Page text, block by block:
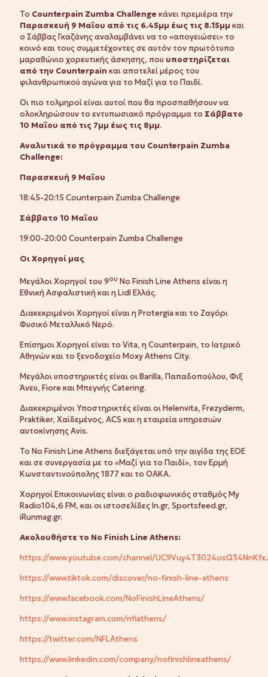
Το Counterpain Zumba Challenge κάνει πρεμιέρα την
Παρασκευή 9 Μαΐου από τις 6.45μμ έως τις 8.15μμ και
ο Σάββας Γκαζάνης αναλαμβάνει να το «απογειώσει» το
κοινό και τους συμμετέχοντες σε αυτόν τον πρωτότυπο
μαραθώνιο χορευτικής άσκησης, που υποστηρίζεται
από την Counterpain και αποτελεί μέρος του
φιλανθρωπικού αγώνα για το Μαζί για το Παιδί.
Oι πιο τολμηροί είναι αυτοί που θα προσπαθήσουν να
ολοκληρώσουν το εντυπωσιακό πρόγραμμα το Σάββατο
10 Μαΐου από τις 7μμ έως τις 8μμ.
Αναλυτικά το πρόγραμμα του Counterpain Zumba
Challenge:
Παρασκευή 9 Μαΐου
18:45-20:15 Counterpain Zumba Challenge
Σάββατο 10 Μαΐου
19:00-20:00 Counterpain Zumba Challenge
Οι Χορηγοί μας
Μεγάλοι Χορηγοί του 9ου No Finish Line Athens είναι η
Εθνική Ασφαλιστική και η Lidl Ελλάς.
Διακεκριμένοι Χορηγοί είναι η Protergia και το Ζαγόρι
Φυσικό Μεταλλικό Νερό.
Επίσημοι Χορηγοί είναι το Vita, η Counterpain, το Ιατρικό
Αθηνών και το ξενοδοχείο Moxy Athens City.
Μεγάλοι υποστηρικτές είναι οι Barilla, Παπαδοπούλου, Φιξ
Άνευ, Fiore και Μπεγνής Catering.
Διακεκριμένοι Υποστηρικτές είναι οι Helenvita, Frezyderm,
Praktiker, Χαϊδεμένος, ACS και η εταιρεία υπηρεσιών
αυτοκίνησης Avis.
Το No Finish Line Athens διεξάγεται υπό την αιγίδα της ΕΟΕ
και σε συνεργασία με το «Μαζί για το Παιδί», τον Ερμή
Κωνσταντινούπολης 1877 και το ΟΑΚΑ.
Χορηγοί Επικοινωνίας είναι ο ραδιοφωνικός σταθμός My
Radio104,6 FM, και οι ιστοσελίδες In.gr, Sportsfeed.gr,
iRunmag.gr.
Ακολουθήστε το No Finish Line Athens:
https://www.youtube.com/channel/
https://www.tiktok.com/discover/no-finish-line-athens
https://www.facebook.com/NoFinishLineAthens/
https://www.instagram.com/nflathens/
https://twitter.com/NFLAthens
https://www.linkedin.com/company/nofinishlineathens/